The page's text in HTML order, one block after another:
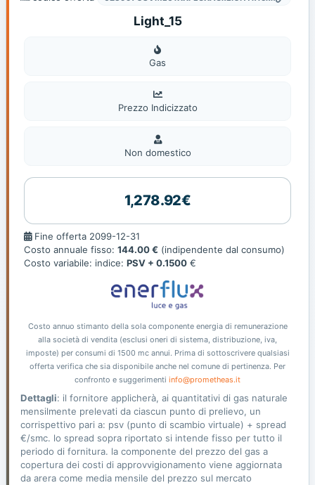
Light_15
Gas
Gas
Prezzo Indicizzato
Non
domestic
Non domestico
1,278.92€
Fine
offerta
Fine offerta 2099-12-31
Costo annuale fisso: 144.00 € (indipendente dal consumo)
Costo variabile: indice: PSV + 0.1500 €
Costo annuo stimanto della sola componente energia di remunerazione
alla società di vendita (esclusi oneri di sistema, distribuzione, iva,
imposte) per consumi di 1500 mc annui. Prima di sottoscrivere qualsiasi
offerta verifica che sia disponibile anche nel comune di pertinenza. Per
confronto e suggerimenti info@prometheas.it
Dettagli: il fornitore applicherà, ai quantitativi di gas naturale
mensilmente prelevati da ciascun punto di prelievo, un
corrispettivo pari a: psv (punto di scambio virtuale) + spread
€/smc. lo spread sopra riportato si intende fisso per tutto il
periodo di fornitura. la componente del prezzo del gas a
copertura dei costi di approvvigionamento viene aggiornata
da arera come media mensile del prezzo sul mercato